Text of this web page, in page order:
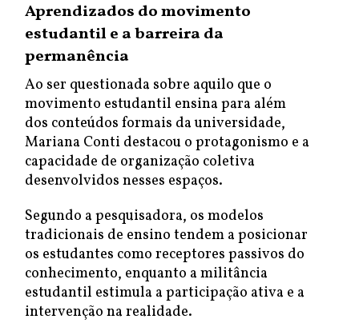
Aprendizados do movimento
estudantil e a barreira da
permanência
Ao ser questionada sobre aquilo que o
movimento estudantil ensina para além
dos conteúdos formais da universidade,
Mariana Conti destacou o protagonismo e a
capacidade de organização coletiva
desenvolvidos nesses espaços.
Segundo a pesquisadora, os modelos
tradicionais de ensino tendem a posicionar
os estudantes como receptores passivos do
conhecimento, enquanto a militância
estudantil estimula a participação ativa e a
intervenção na realidade.